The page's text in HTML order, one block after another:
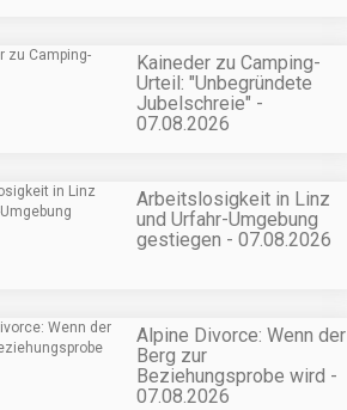
Kaineder zu Camping-
Urteil: "Unbegründete
Jubelschreie" -
07.08.2026
Arbeitslosigkeit in Linz
und Urfahr-Umgebung
gestiegen - 07.08.2026
Alpine Divorce: Wenn der
Berg zur
Beziehungsprobe wird -
07.08.2026